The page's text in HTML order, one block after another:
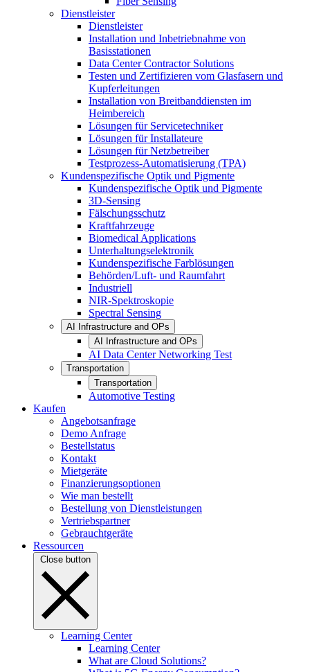
Dienstleister
Dienstleister
Installation und Inbetriebnahme von
Basisstationen
Data Center Contractor Solutions
Testen und Zertifizieren vom Glasfasern und
Kupferleitungen
Installation von Breitbanddiensten im
Heimbereich
Lösungen für Servicetechniker
Lösungen für Installateure
Lösungen für Netzbetreiber
Testprozess-Automatisierung (TPA)
Kundenspezifische Optik und Pigmente
Kundenspezifische Optik und Pigmente
3D-Sensing
Fälschungsschutz
Kraftfahrzeuge
Biomedical Applications
Unterhaltungselektronik
Kundenspezifische Farblösungen
Behörden/Luft- und Raumfahrt
Industriell
NIR-Spektroskopie
Spectral Sensing
AI Infrastructure and OPs
AI Infrastructure and OPs
AI Data Center Networking Test
Transportation
Transportation
Automotive Testing
Kaufen
Angebotsanfrage
Demo Anfrage
Bestellstatus
Kontakt
Mietgeräte
Finanzierungsoptionen
Wie man bestellt
Bestellung von Dienstleistungen
Vertriebspartner
Gebrauchtgeräte
Ressourcen
Close button
Learning Center
Learning Center
What are Cloud Solutions?